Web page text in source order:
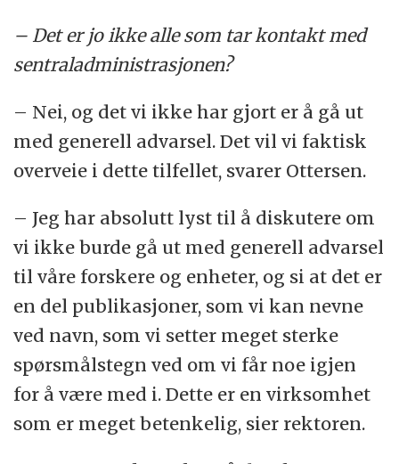
– Det er jo ikke alle som tar kontakt med
sentraladministrasjonen?
– Nei, og det vi ikke har gjort er å gå ut
med generell advarsel. Det vil vi faktisk
overveie i dette tilfellet, svarer Ottersen.
– Jeg har absolutt lyst til å diskutere om
vi ikke burde gå ut med generell advarsel
til våre forskere og enheter, og si at det er
en del publikasjoner, som vi kan nevne
ved navn, som vi setter meget sterke
spørsmålstegn ved om vi får noe igjen
for å være med i. Dette er en virksomhet
som er meget betenkelig, sier rektoren.